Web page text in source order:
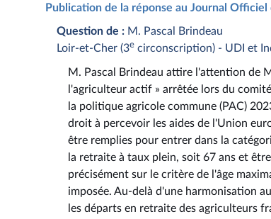
Publication de la réponse au Journal
Question de : M. Pascal Brindeau
Loir-et-Cher (3e circonscription) - UDI et
M. Pascal Brindeau attire l'attention de
l'agriculteur actif » arrêtée lors du
la politique agricole commune (PAC)
droit à percevoir les aides de l'Union
être remplies pour entrer dans la
la retraite à taux plein, soit 67 ans et
précisément sur le critère de l'âge
imposée. Au-delà d'une harmonisation
les départs en retraite des agriculteurs